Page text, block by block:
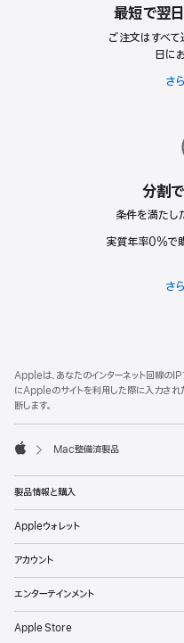
最短で翌
ご注文はすべて
日に
さ
分割
条件を満たし
実質年率0%で
さ
ッ
タ
注
Appleは、あなたのインターネット回線の
にAppleのサイトを利用した際に入力され
断します。
Mac整備済製品
製品情報と購入
Appleウォレット
アカウント
エンターテインメント
Apple Store